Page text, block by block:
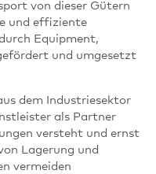
von dieser Gütern
und effiziente
Equipment,
und umgesetzt
dem Industriesektor
als Partner
versteht und ernst
Lagerung und
vermeiden